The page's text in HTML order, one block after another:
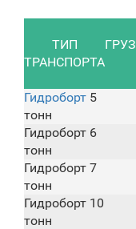
ТИП
ТРАНСПОРТА
Гидроборт 5
тонн
Гидроборт 6
тонн
Гидроборт 7
тонн
Гидроборт 10
тонн